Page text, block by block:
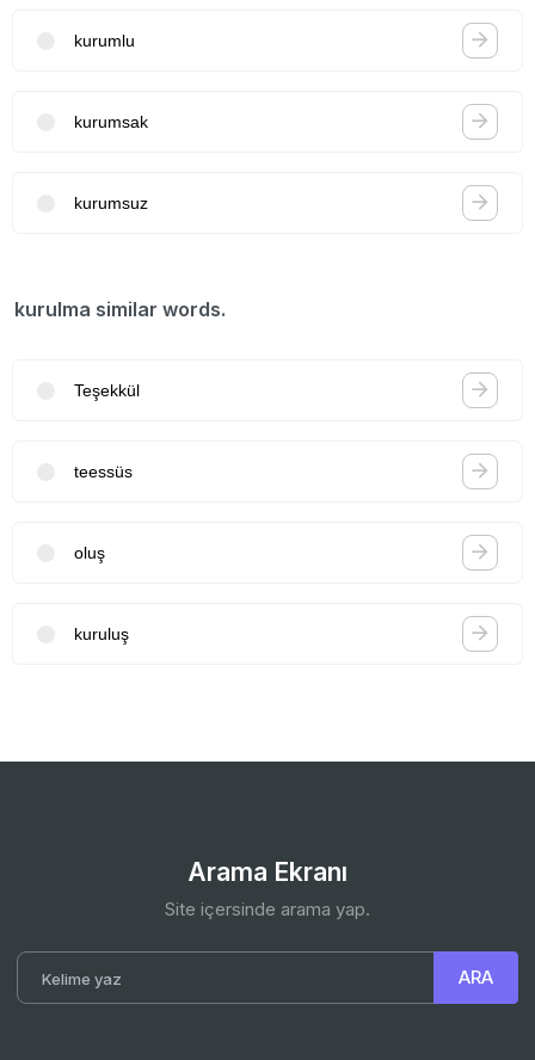
kurumlu
kurumsak
kurumsuz
kurulma similar words.
Teşekkül
teessüs
oluş
kuruluş
Arama Ekranı
Site içersinde arama yap.